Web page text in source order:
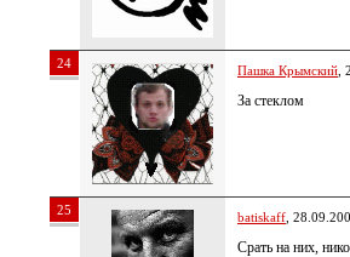
24 Пашка Крымский
За стеклом
25 batiskaff ,
Срать на них,